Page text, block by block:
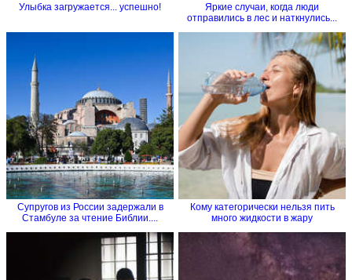
Улыбка загружается... успешно!
Яркие случаи, когда люди
отправились в лес и наткнулись...
Супругов из России задержали в
Стамбуле за чтение Библии....
Кому категорически нельзя пить
много жидкости в жару